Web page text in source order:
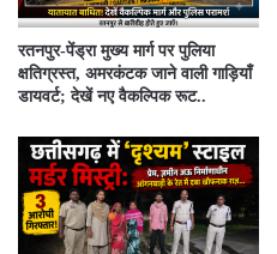
रतनपुर-पेंड्रा मुख्य मार्ग पर पुलिया
क्षतिग्रस्त, अमरकंटक जाने वाली गाड़ियाँ
डायवर्ट; देखें नए वैकल्पिक रूट..